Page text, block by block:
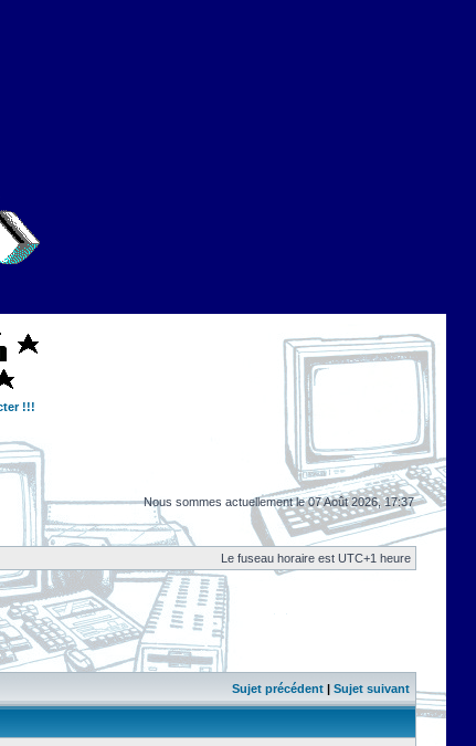
!!!
Nous sommes actuellement le 07 Août 2026, 17:37
Le fuseau horaire est UTC+1 heure
Sujet précédent | Sujet suivant